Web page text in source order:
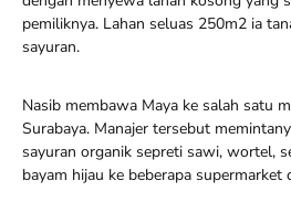
pemiliknya. Lahan seluas 250m2 ia
sayuran.
Nasib membawa Maya ke salah satu
Surabaya. Manajer tersebut
sayuran organik sepreti sawi, wortel,
bayam hijau ke beberapa supermarket